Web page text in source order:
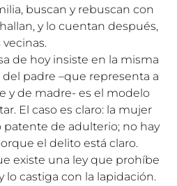
buscan y rebuscan con
y lo cuentan después,
vecinas.
de hoy insiste en la misma
padre –que representa a
y de madre- es el modelo
El caso es claro: la mujer
de adulterio; no hay
el delito está claro.
existe una ley que prohíbe
castiga con la lapidación.